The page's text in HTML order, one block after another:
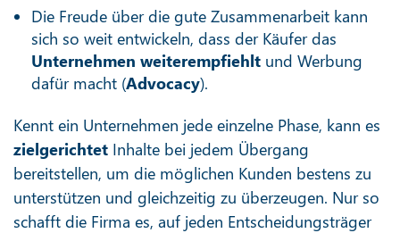
Die Freude über die gute Zusammenarbeit kann
sich so weit entwickeln, dass der Käufer das
Unternehmen weiterempfiehlt und Werbung
dafür macht (Advocacy).
Kennt ein Unternehmen jede einzelne Phase, kann es
zielgerichtet Inhalte bei jedem Übergang
bereitstellen, um die möglichen Kunden bestens zu
unterstützen und gleichzeitig zu überzeugen. Nur so
schafft die Firma es, auf jeden Entscheidungsträger